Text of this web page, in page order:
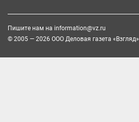
Пишите нам на information@vz.ru
© 2005 — 2026 ООО Деловая газета «Взгляд»